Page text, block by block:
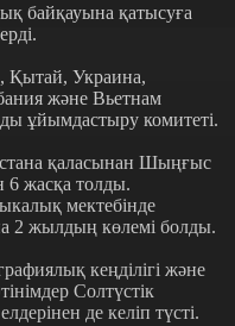
байқауына қатысуға
Қытай, Украина,
және Вьетнам
ұйымдастыру комитеті.
қаласынан Шыңғыс
6 жасқа толды.
мектебінде
2 жылдың көлемі болды.
кеңділігі және
Солтүстік
де келіп түсті.